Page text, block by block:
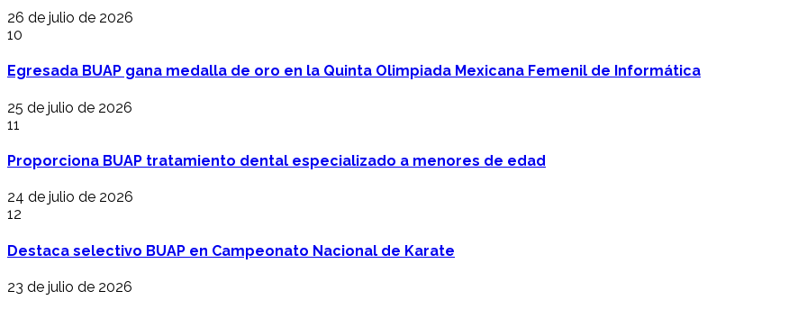
26 de julio de 2026
10
Egresada BUAP gana medalla de oro en la Quinta Olimpiada Mexicana Femenil de Informática
25 de julio de 2026
11
Proporciona BUAP tratamiento dental especializado a menores de edad
24 de julio de 2026
12
Destaca selectivo BUAP en Campeonato Nacional de Karate
23 de julio de 2026